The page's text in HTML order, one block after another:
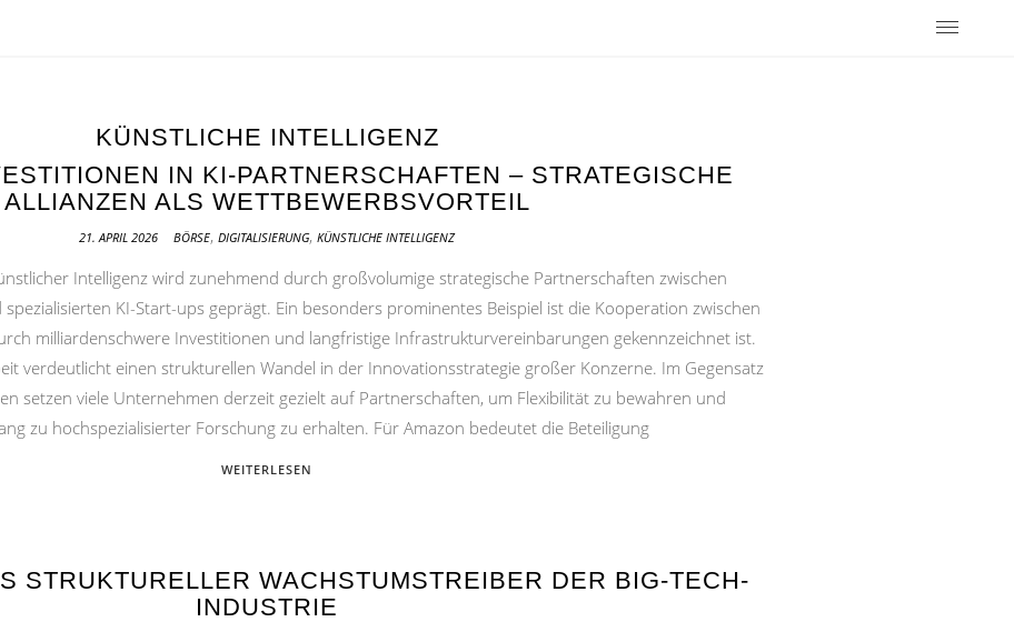
KÜNSTLICHE INTELLIGENZ
IN KI-PARTNERSCHAFTEN – STRATEGISCHE
ALLIANZEN ALS WETTBEWERBSVORTEIL
21. APRIL 2026 BÖRSE, DIGITALISIERUNG, KÜNSTLICHE INTELLIGENZ
Intelligenz wird zunehmend durch großvolumige strategische Partnerschaften zwischen
KI-Start-ups geprägt. Ein besonders prominentes Beispiel ist die Kooperation zwischen
milliardenschwere Investitionen und langfristige Infrastrukturvereinbarungen gekennzeichnet ist.
verdeutlicht einen strukturellen Wandel in der Innovationsstrategie großer Konzerne. Im Gegensatz
setzen viele Unternehmen derzeit gezielt auf Partnerschaften, um Flexibilität zu bewahren und
zu hochspezialisierter Forschung zu erhalten. Für Amazon bedeutet die Beteiligung
WEITERLESEN
STRUKTURELLER WACHSTUMSTREIBER DER BIG-TECH-
INDUSTRIE